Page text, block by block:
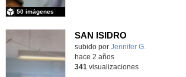
50 imágenes
SAN ISIDRO
subido por Jennifer G.
hace 2 años
341 visualizaciones